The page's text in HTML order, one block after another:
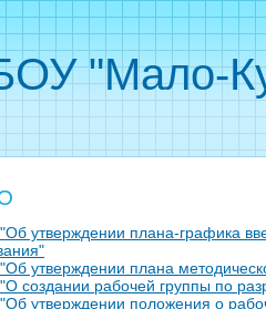
"Мало-
утверждении плана-графика
"Об утверждении плана
создании рабочей группы по
утверждении положения о